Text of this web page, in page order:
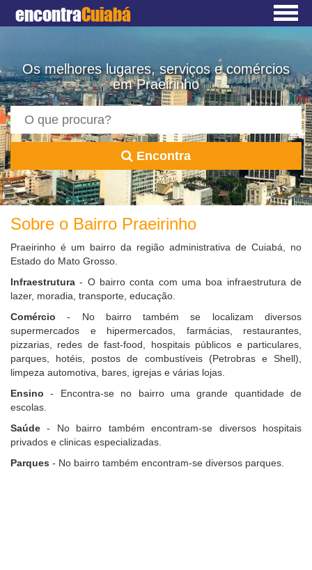
encontraCuiabá
Os melhores lugares, serviços e comércios
em Praeirinho
Encontra
Sobre o Bairro Praeirinho
Praeirinho é um bairro da região administrativa de Cuiabá, no
Estado do Mato Grosso.
Infraestrutura - O bairro conta com uma boa infraestrutura de
lazer, moradia, transporte, educação.
Comércio - No bairro também se localizam diversos
supermercados e hipermercados, farmácias, restaurantes,
pizzarias, redes de fast-food, hospitais públicos e particulares,
parques, hotéis, postos de combustíveis (Petrobras e Shell),
limpeza automotiva, bares, igrejas e várias lojas.
Ensino - Encontra-se no bairro uma grande quantidade de
escolas.
Saúde - No bairro também encontram-se diversos hospitais
privados e clinicas especializadas.
Parques - No bairro também encontram-se diversos parques.